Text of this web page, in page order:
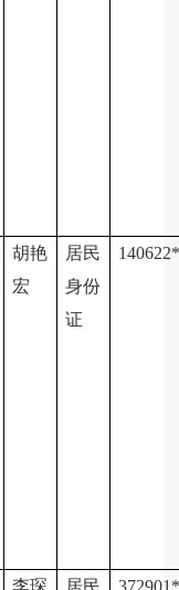
胡艳
宏
居民
身份
证
140622